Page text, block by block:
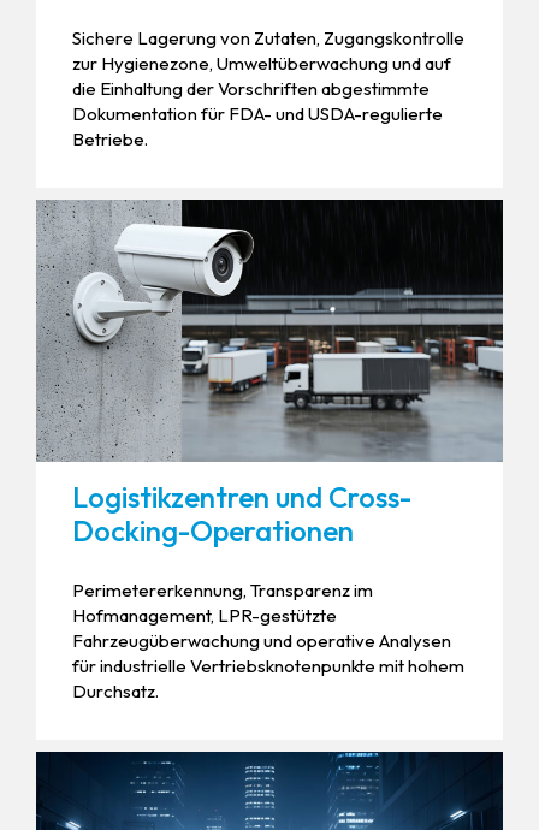
Sichere Lagerung von Zutaten, Zugangskontrolle
zur Hygienezone, Umweltüberwachung und auf
die Einhaltung der Vorschriften abgestimmte
Dokumentation für FDA- und USDA-regulierte
Betriebe.
Logistikzentren und Cross-
Docking-Operationen
Perimetererkennung, Transparenz im
Hofmanagement, LPR-gestützte
Fahrzeugüberwachung und operative Analysen
für industrielle Vertriebsknotenpunkte mit hohem
Durchsatz.